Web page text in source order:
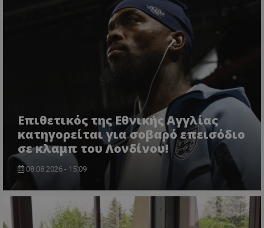
Επιθετικός της Εθνικής Αγγλίας
κατηγορείται για σοβαρό επεισόδιο
σε κλαμπ του Λονδίνου!
08.08.2026 - 15:09